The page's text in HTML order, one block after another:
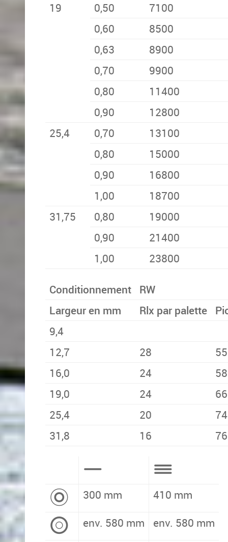
19
0,50
7100
0,60
8500
0,63
8900
0,70
9900
0,80
11400
0,90
12800
25,4
0,70
13100
0,80
15000
0,90
16800
1,00
18700
31,75
0,80
19000
0,90
21400
1,00
23800
Conditionnement
RW
Largeur en mm
Rlx par palette
9,4
12,7
28
16,0
24
19,0
24
25,4
20
31,8
16
300 mm
410 mm
env. 580 mm
env. 580 mm